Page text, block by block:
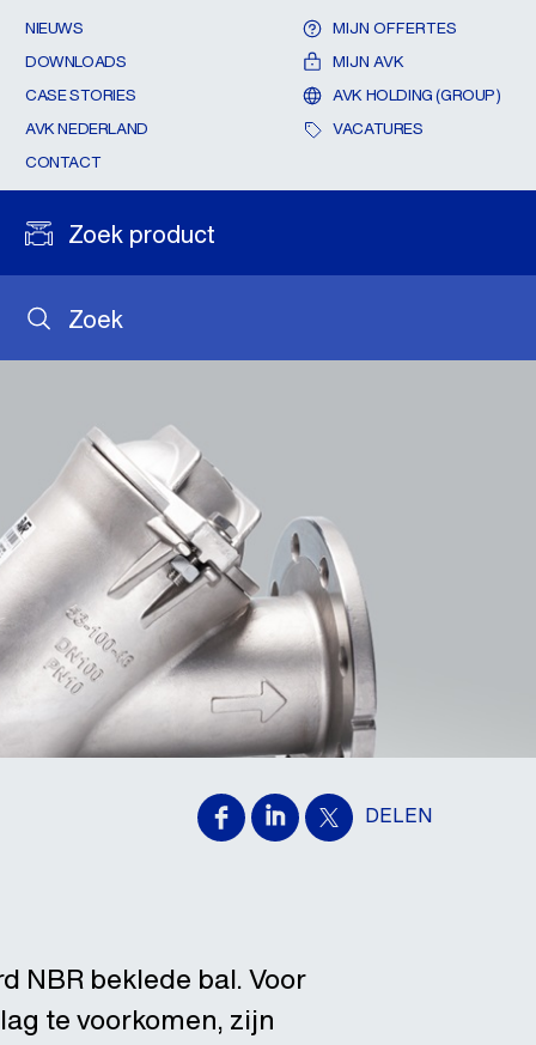
Zoek
Zoek product
NIEUWS
DOWNLOADS
CASE STORIES
AVK NEDERLAND
CONTACT
MIJN OFFERTES
MIJN AVK
AVK HOLDING (GROUP)
VACATURES
DELEN
NBR beklede bal. Voor
te voorkomen, zijn